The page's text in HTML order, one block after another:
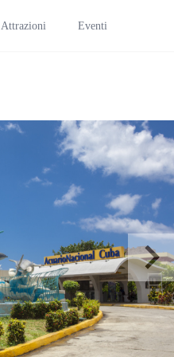
Attrazioni Eventi